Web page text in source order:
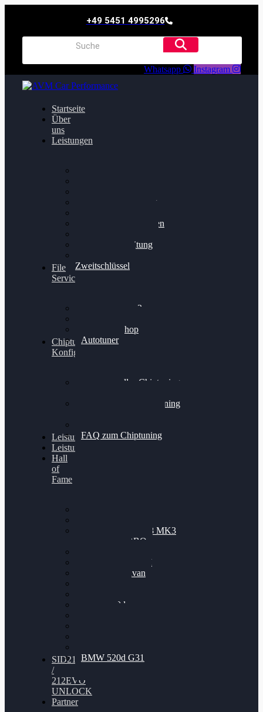
+49 5451 4995296
Whatsapp Instagram
Startseite
Über
uns
Leistungen
Getriebeoptimierung
Bremsscheiben planen
Felgenaufbereitung
Zweitschlüssel
File
Service
Alientech Kess3
Alientech Shop
Autotuner
Chiptuning
Konfigurator
Professionelles Chiptuning
Professionelles Chiptuning
FAQ zum Chiptuning
Leistungsmessung
Leistungsprüfstand
Hall
of
Fame
Nissan GT-R35 3.8 MK3
V6 TWINTURBO
VW Passat 2.0TDI
VW T6 Multivan
BMW 120d
BMW 520d G31
SID212
/
212EVO
UNLOCK
Partner